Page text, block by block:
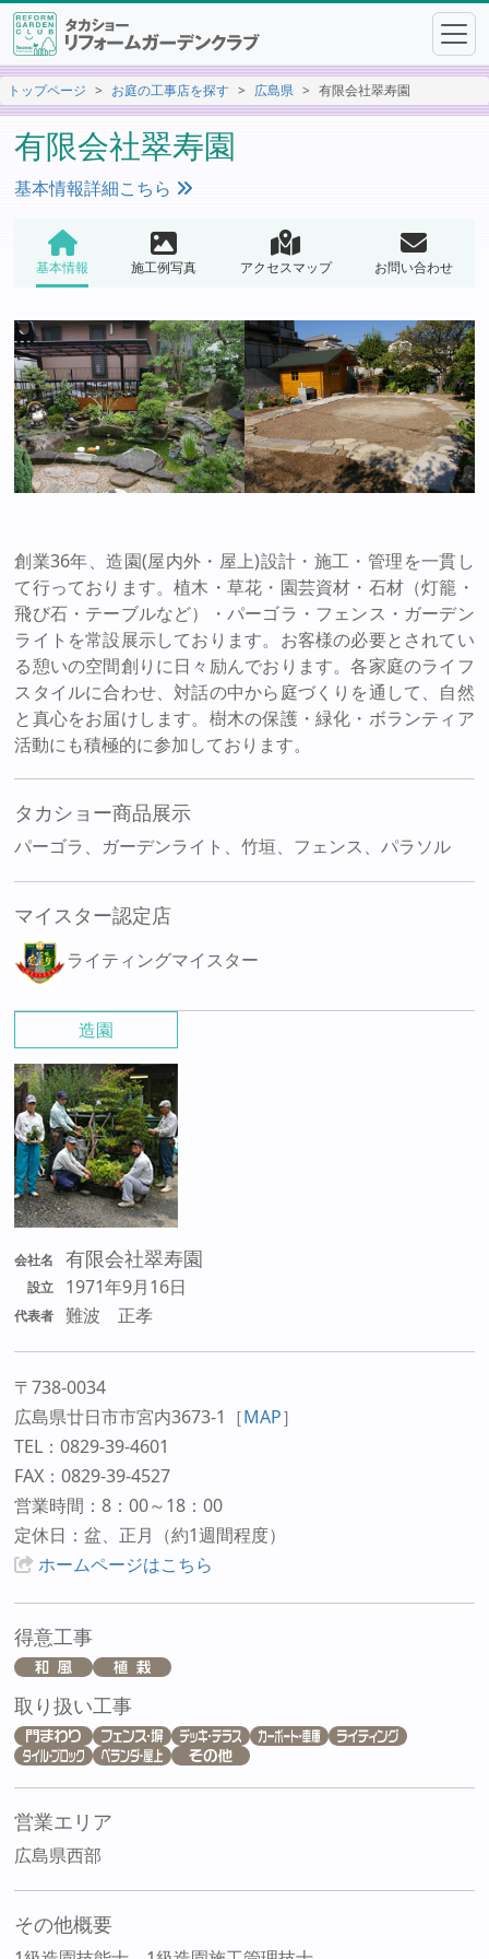
トップページ お庭の工事店を探す 広島県 有限会社翠寿園
有限会社翠寿園
基本情報詳細こちら
基本情報 施工例写真 アクセスマップ お問い合わせ
造園
会社名 有限会社翠寿園
設立 1971年9月16日
代表者 難波 正孝
〒738-0034
広島県廿日市市宮内3673-1 ［MAP］
TEL：0829-39-4601
FAX：0829-39-4527
営業時間：8：00～18：00
定休日：盆、正月（約1週間程度）
ホームページはこちら
得意工事
取り扱い工事
営業エリア
広島県西部
その他概要
創業36年、造園(屋内外・屋上)設計・施工・管理を一貫し
て行っております。植木・草花・園芸資材・石材（灯籠・
飛び石・テーブルなど）・パーゴラ・フェンス・ガーデン
ライトを常設展示しております。お客様の必要とされてい
る憩いの空間創りに日々励んでおります。各家庭のライフ
スタイルに合わせ、対話の中から庭づくりを通して、自然
と真心をお届けします。樹木の保護・緑化・ボランティア
活動にも積極的に参加しております。
タカショー商品展示
パーゴラ、ガーデンライト、竹垣、フェンス、パラソル
マイスター認定店
ライティングマイスター